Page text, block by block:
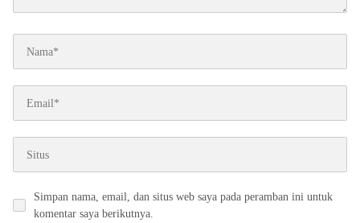
Simpan nama, email, dan situs web saya pada peramban ini untuk
komentar saya berikutnya.